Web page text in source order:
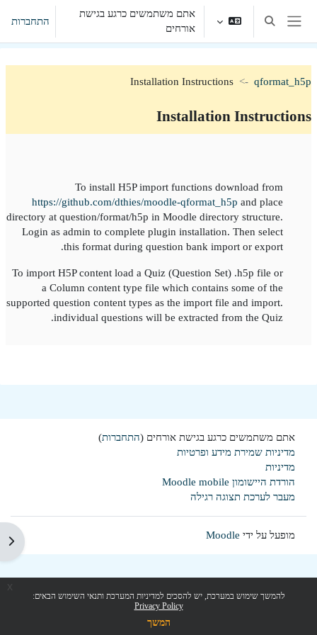
דילוג לתוכן הראשי
להמשך שימוש במערכת, יש להסכים למדיניות המערכת ותנאי השימוש הבאים:
Privacy Policy
המשך
חלון סקירה צדדי
הצגה או הסתרה של קלט חיפוש
אתם משתמשים כרגע בגישת
אורחים
התחברות
qformat_h5p
Installation Instructions
Installation Instructions
To install H5P import functions download from
https://github.com/dthies/moodle-qformat_h5p and place
directory at question/format/h5p in Moodle directory structure.
Login as admin to complete plugin installation. Then select
this format during question bank import or export.
To import H5P content load a Quiz (Question Set) .h5p file or
a Column content type file which contains some of the
supported question content types as the import file and import.
individual questions will be extracted from the Quiz.
אתם משתמשים כרגע בגישת אורחים (התחברות)
מדיניות שמירת מידע ופרטיות
מדיניות
הורדת היישומון Moodle mobile
מעבר לערכת תצוגה רגילה
מופעל על ידי Moodle